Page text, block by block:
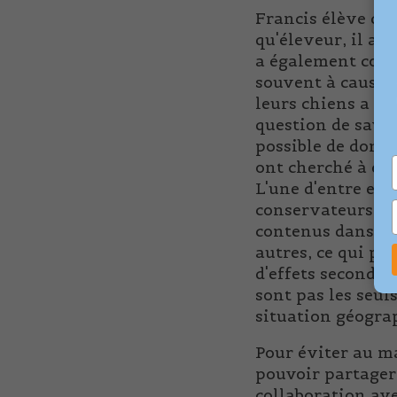
Francis élève
qu'éleveur, il a
a également
souvent à cause
leurs chiens a
question de
possible de
ont cherché à
L'une d'entre
conservateurs
contenus dans
autres, ce qui
d'effets
sont pas les
situation
Pour éviter au
pouvoir partager